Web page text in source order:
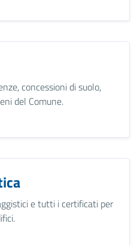
concessioni di suolo,
del Comune.
e tutti i certificati per